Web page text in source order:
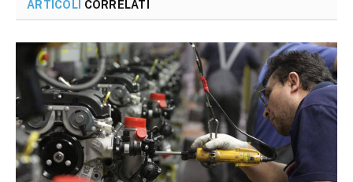
ARTICOLI CORRELATI